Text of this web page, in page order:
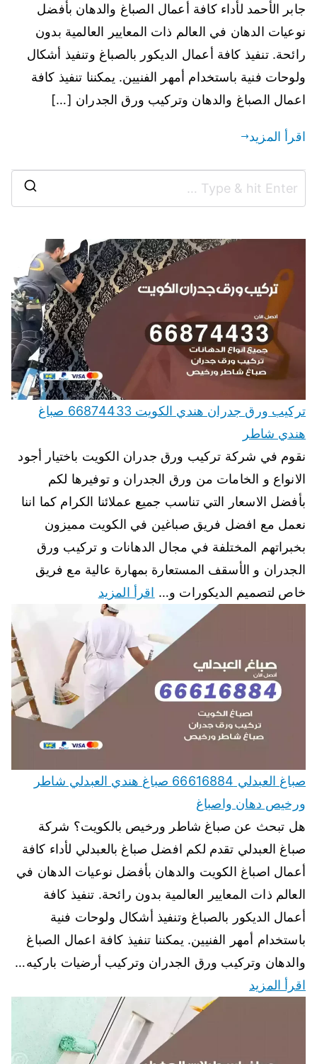
جابر الأحمد لأداء كافة أعمال الصباغ والدهان بأفضل
نوعيات الدهان في العالم ذات المعايير العالمية بدون
رائحة. تنفيذ كافة أعمال الديكور بالصباغ وتنفيذ أشكال
ولوحات فنية باستخدام أمهر الفنيين. يمكننا تنفيذ كافة
اعمال الصباغ والدهان وتركيب ورق الجدران […]
اقرأ المزيد
تركيب ورق جدران هندي الكويت 66874433 صباغ
هندي شاطر
نقوم في شركة تركيب ورق جدران الكويت باختيار أجود
الانواع و الخامات من ورق الجدران و توفيرها لكم
بأفضل الاسعار التي تناسب جميع عملائنا الكرام كما اننا
نعمل مع افضل فريق صباغين في الكويت مميزون
بخبراتهم المختلفة في مجال الدهانات و تركيب ورق
الجدران و الأسقف المستعارة بمهارة عالية مع فريق
خاص لتصميم الديكورات و… اقرأ المزيد
صباغ العبدلي 66616884 صباغ هندي العبدلي شاطر
ورخيص دهان واصباغ
هل تبحث عن صباغ شاطر ورخيص بالكويت؟ شركة
صباغ العبدلي تقدم لكم افضل صباغ بالعبدلي لأداء كافة
أعمال اصباغ الكويت والدهان بأفضل نوعيات الدهان في
العالم ذات المعايير العالمية بدون رائحة. تنفيذ كافة
أعمال الديكور بالصباغ وتنفيذ أشكال ولوحات فنية
باستخدام أمهر الفنيين. يمكننا تنفيذ كافة اعمال الصباغ
والدهان وتركيب ورق الجدران وتركيب أرضيات باركيه…
اقرأ المزيد